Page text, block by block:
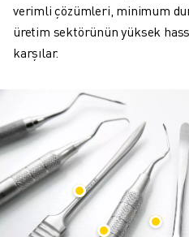
5 EKSEN IŞLEME
ARK KAYNAĞI
BIRLEŞTIRME
CNC FREZELEME
CNC TORNA
YÜKSEK HIZLI DELME VE KILAVUZ
ENJEKSIYON
MAKINE BESLEME
MALZEME TAŞIMA
BOYAMA
verimli çözümleri, minimum
üretim sektörünün yüksek
karşılar.